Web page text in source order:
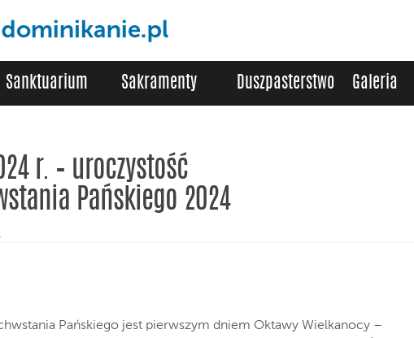
Sanktuarium Sakramenty Duszpasterstwo Galeria
r. – uroczystość
Pańskiego 2024
Pańskiego jest pierwszym dniem Oktawy Wielkanocy –